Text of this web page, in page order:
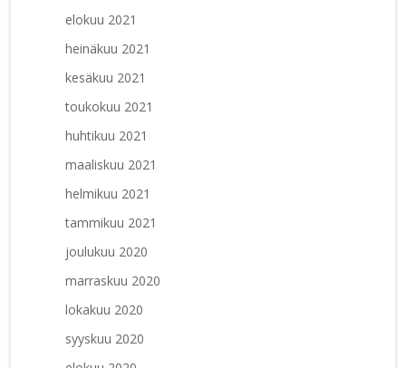
elokuu 2021
heinäkuu 2021
kesäkuu 2021
toukokuu 2021
huhtikuu 2021
maaliskuu 2021
helmikuu 2021
tammikuu 2021
joulukuu 2020
marraskuu 2020
lokakuu 2020
syyskuu 2020